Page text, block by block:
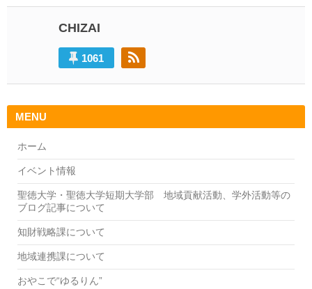
ー
CHIZAI
1061
MENU
ホーム
イベント情報
聖徳大学・聖徳大学短期大学部 地域貢献活動、学外活動等の
ブログ記事について
知財戦略課について
地域連携課について
おやこで“ゆるりん”